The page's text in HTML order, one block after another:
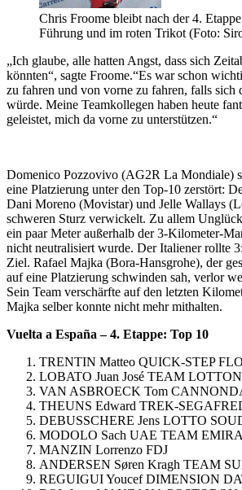
Chris Froome bleibt nach der 4.
Führung und im roten Trikot (Foto:
„Ich glaube, alle hatten Angst, dass sich
könnten“, sagte Froome.“Es war schon
zu fahren und von vorne zu fahren, falls sich
würde. Meine Teamkollegen haben heute
geleistet, mich da vorne zu unterstützen.“
Domenico Pozzovivo (AG2R La Mondiale)
eine Platzierung unter den Top-10 zerstört:
Dani Moreno (Movistar) und Jelle Wallays
schweren Sturz verwickelt. Zu allem
ein paar Meter außerhalb der 3-Kilometer-
nicht neutralisiert wurde. Der Italiener rollte
Ziel. Rafael Majka (Bora-Hansgrohe), der
auf eine Platzierung schwinden sah, verlor
Sein Team verschärfte auf den letzten
Majka selber konnte nicht mehr mithalten.
Vuelta a España – 4. Etappe: Top 10
TRENTIN Matteo QUICK-STEP
LOBATO Juan José TEAM
VAN ASBROECK Tom
THEUNS Edward TREK-
DEBUSSCHERE Jens LOTTO
MODOLO Sach UAE TEAM
MANZIN Lorrenzo FDJ
ANDERSEN Søren Kragh TEAM
REGUIGUI Youcef DIMENSION